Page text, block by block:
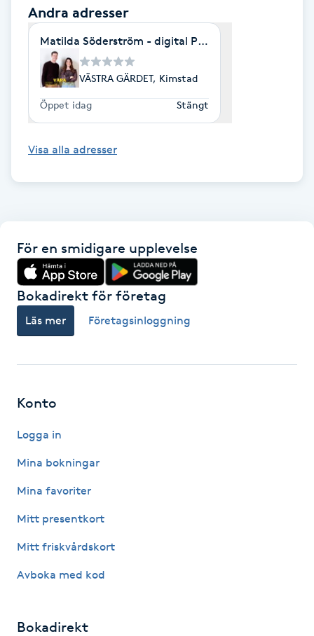
Healing
Herrklippning
Hollywood Peel
Hot Stone Massage
Hudföryngring
Huduppstramning
Hudvård
Hypnos
Hårborttagning
Hårförlängning
Andra adresser
Matilda Söderström - digital Par & Relationscoach
VÄSTRA GÄRDET, Kimstad
Öppet idag Stängt
Visa alla adresser
För en smidigare upplevelse
Bokadirekt för företag
Läs mer Företagsinloggning
Konto
Logga in
Mina bokningar
Mina favoriter
Mitt presentkort
Mitt friskvårdskort
Avboka med kod
Bokadirekt